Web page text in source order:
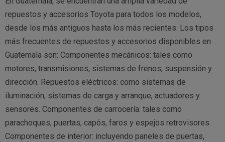
repuestos y accesorios Toyota para todos los modelos,
desde los más antiguos hasta los más recientes. Los tipos
más frecuentes de repuestos y accesorios disponibles en
Guatemala son: Componentes mecánicos: tales como
motores, transmisiones, sistemas de frenos, suspensión y
dirección. Repuestos eléctricos: como sistemas de
iluminación, sistemas de carga y arranque, actuadores y
sensores. Componentes de carrocería: tales como
parachoques, puertas, capós, faros y espejos retrovisores.
Componentes de interior: incluyendo paneles de puertas,